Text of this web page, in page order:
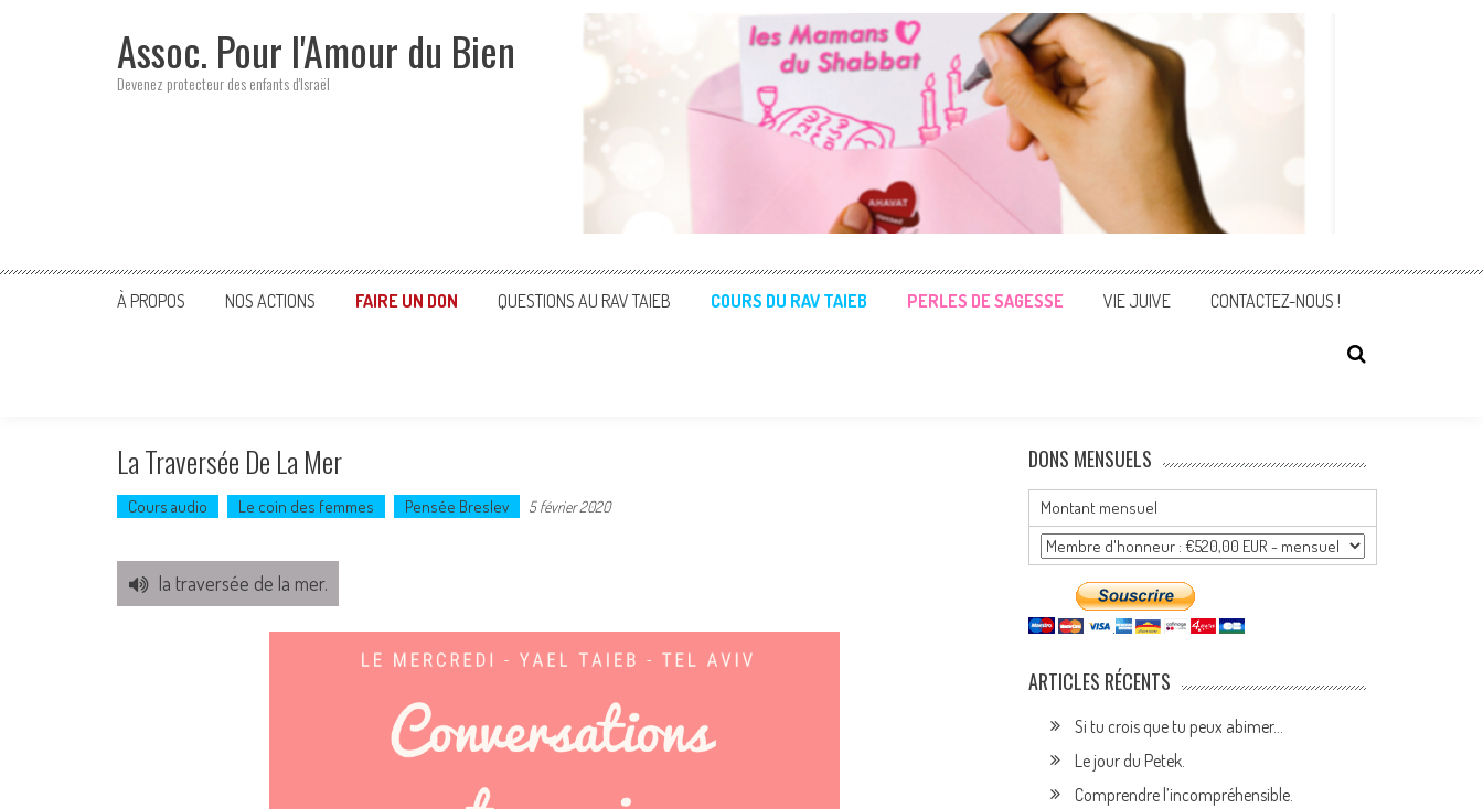
Assoc. Pour l'Amour du Bien
Devenez protecteur des enfants d'Israël
À PROPOS NOS ACTIONS FAIRE UN DON QUESTIONS AU RAV TAIEB COURS DU RAV TAIEB PERLES DE SAGESSE VIE JUIVE CONTACTEZ-NOUS !
La Traversée De La Mer
Cours audio Le coin des femmes Pensée Breslev 5 février 2020
la traversée de la mer.
DONS MENSUELS
Montant mensuel
ARTICLES RÉCENTS
Si tu crois que tu peux abimer…
Le jour du Petek.
Comprendre l’incompréhensible.